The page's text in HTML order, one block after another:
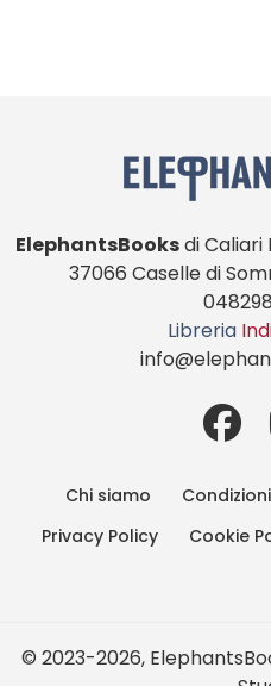
ElephantsBooksdi Caliari
37066 Caselle di
Libreria
Chi siamo
Privacy Policy
Cookie
© 2023-2026,